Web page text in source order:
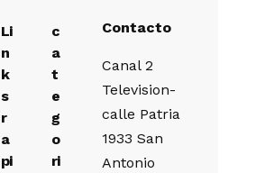
Li
n
k
s
r
a
pi
c
a
t
e
g
o
ri
Contacto
Canal 2
Television-
calle Patria
1933 San
Antonio